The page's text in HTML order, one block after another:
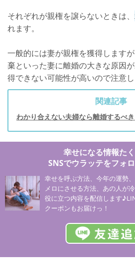
それぞれが親権を譲らないときは、
れます。
一般的には妻が親権を獲得します
棄といった妻に離婚の大きな原因
得できない可能性が高いので注意し
関連記事
わかり合えない夫婦なら離婚するべ
幸せになる情報た
SNSでウラッテをフォ
幸せを呼ぶ方法、今年の運勢
メロにさせる方法、あの人が
役に立つ内容を配信します
クーポンもお届けっ！